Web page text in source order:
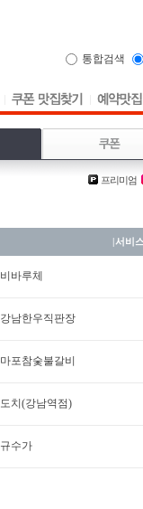
통합검색
프리미엄
|서비
비바루체
강남한우직판장
마포참숯불갈비
도치(강남역점)
규수가